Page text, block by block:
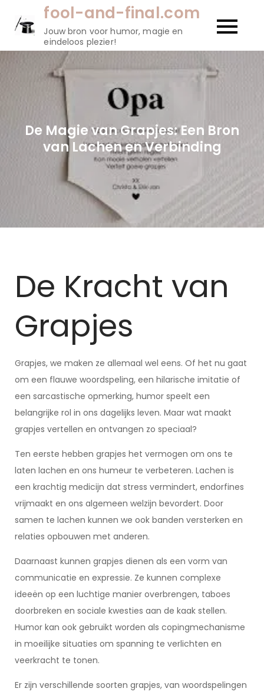
gaan
fool-and-final.com
Jouw bron voor humor, magie en
eindeloos plezier!
De Magie van Grapjes: Een Bron
van Lachen en Verbinding
De Kracht van
Grapjes
Grapjes, we maken ze allemaal wel eens. Of het nu gaat
om een flauwe woordspeling, een hilarische imitatie of
een sarcastische opmerking, humor speelt een
belangrijke rol in ons dagelijks leven. Maar wat maakt
grapjes vertellen en ontvangen zo speciaal?
Ten eerste hebben grapjes het vermogen om ons te
laten lachen en ons humeur te verbeteren. Lachen is
een krachtig medicijn dat stress vermindert, endorfines
vrijmaakt en ons algemeen welzijn bevordert. Door
samen te lachen kunnen we ook banden versterken en
relaties opbouwen met anderen.
Daarnaast kunnen grapjes dienen als een vorm van
communicatie en expressie. Ze kunnen complexe
ideeën op een luchtige manier overbrengen, taboes
doorbreken en sociale kwesties aan de kaak stellen.
Humor kan ook gebruikt worden als copingmechanisme
in moeilijke situaties om spanning te verlichten en
veerkracht te tonen.
Er zijn verschillende soorten grapjes, van woordspelingen